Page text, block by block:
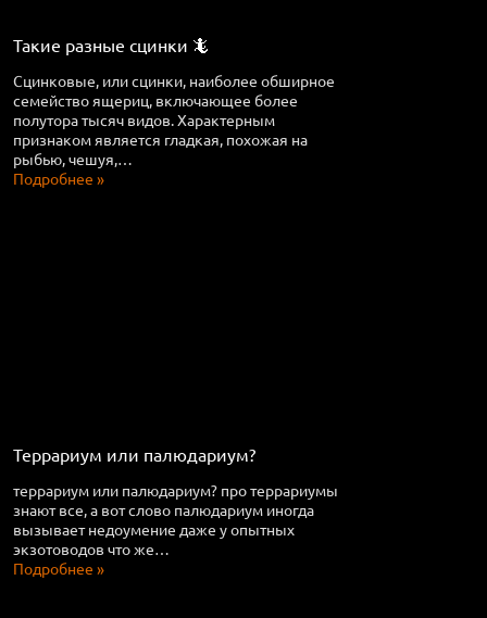
Такие разные сцинки 🦎
Сцинковые, или сцинки, наиболее обширное
семейство ящериц, включающее более
полутора тысяч видов. Характерным
признаком является гладкая, похожая на
рыбью, чешуя,…
Подробнее »
Террариум или палюдариум?
террариум или палюдариум? про террариумы
знают все, а вот слово палюдариум иногда
вызывает недоумение даже у опытных
экзотоводов что же…
Подробнее »